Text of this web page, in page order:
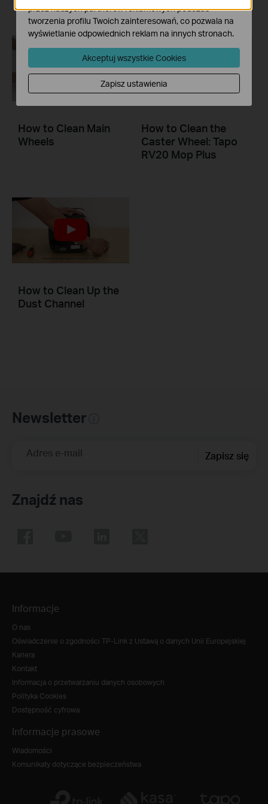
How to Clean Main
Wheels
How to Clean the
Caster Wheel: Tapo
RV20 Mop Plus
How to Clean Up the
Dust Channel
Newsletter
Adres e-mail Zapisz się
Znajdź nas
Informacje
O nas
Oświadczenie o zgodności TP-Link z Ustawą o danych Unii Europejskiej
Kariera
Kontakt
Informacja o przetwarzaniu danych osobowych
Polityka Cookies
Dostępność cyfrowa
Informacje prasowe
Wiadomości
Komunikaty dotyczące bezpieczeństwa
przez naszych partnerów reklamowych podczas
tworzenia profilu Twoich zainteresowań, co pozwala na
wyświetlanie odpowiednich reklam na innych stronach.
Akceptuj wszystkie Cookies
Zapisz ustawienia